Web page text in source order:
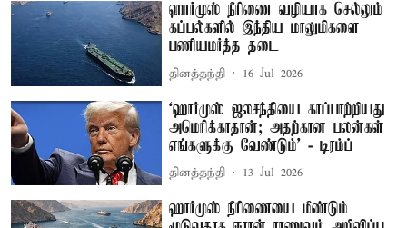
ஹார்முஸ் நீரிணை வழியாக செல்லும்
கப்பல்களில் இந்திய மாலுமிகளை
பணியமர்த்த தடை
தினத்தந்தி 16 Jul 2026
‘ஹார்முஸ் ஜலசந்தியை காப்பாற்றியது
அமெரிக்காதான்; அதற்கான பலன்கள்
எங்களுக்கு வேண்டும்’ - டிரம்ப்
தினத்தந்தி 13 Jul 2026
ஹார்முஸ் நீரிணையை மீண்டும்